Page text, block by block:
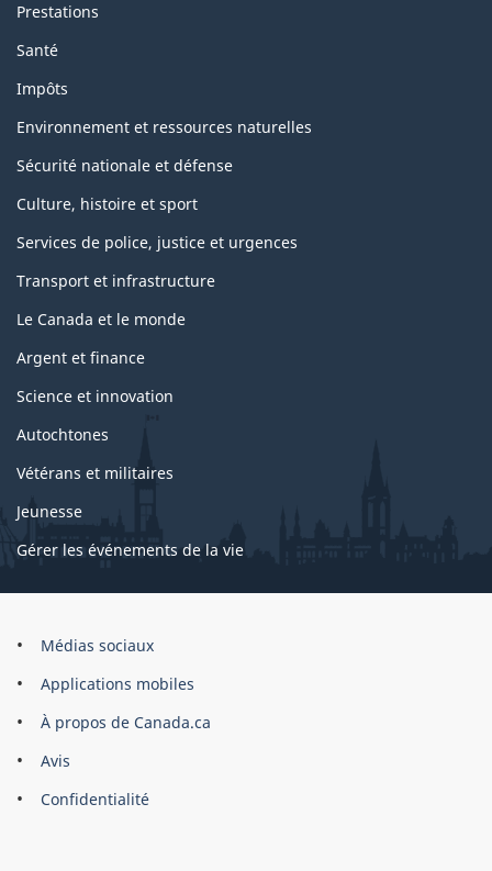
Prestations
Santé
Impôts
Environnement et ressources naturelles
Sécurité nationale et défense
Culture, histoire et sport
Services de police, justice et urgences
Transport et infrastructure
Le Canada et le monde
Argent et finance
Science et innovation
Autochtones
Vétérans et militaires
Jeunesse
Gérer les événements de la vie
Organisation
gouvernement
du
Canada
Médias sociaux
Applications mobiles
À propos de Canada.ca
Avis
Confidentialité